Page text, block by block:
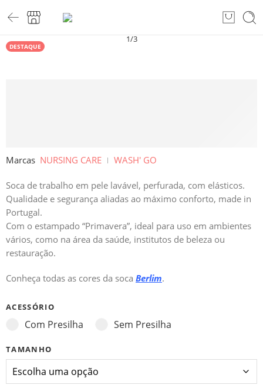
DESTAQUE
1/3
Marcas NURSING CARE WASH' GO
Soca de trabalho em pele lavável, perfurada, com elásticos.
Qualidade e segurança aliadas ao máximo conforto, made in
Portugal.
Com o estampado “Primavera”, ideal para uso em ambientes
vários, como na área da saúde, institutos de beleza ou
restauração.
Conheça todas as cores da soca Berlim.
ACESSÓRIO
Com Presilha Sem Presilha
TAMANHO